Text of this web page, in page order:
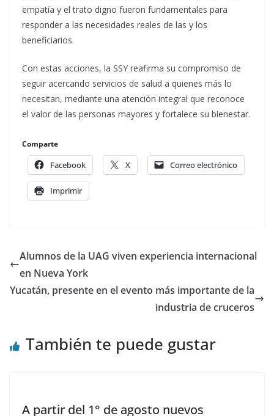
empatía y el trato digno fueron fundamentales para
responder a las necesidades reales de las y los
beneficiarios.
Con estas acciones, la SSY reafirma su compromiso de
seguir acercando servicios de salud a quienes más lo
necesitan, mediante una atención integral que reconoce
el valor de las personas mayores y fortalece su bienestar.
Comparte
Facebook X Correo electrónico
Imprimir
Alumnos de la UAG viven experiencia internacional
en Nueva York
Yucatán, presente en el evento más importante de la
industria de cruceros
También te puede gustar
A partir del 1° de agosto nuevos